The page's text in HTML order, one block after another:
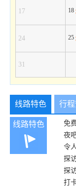
17 18
24 25
31
线路特色 行
线路特色
免
夜
令
探
探
打